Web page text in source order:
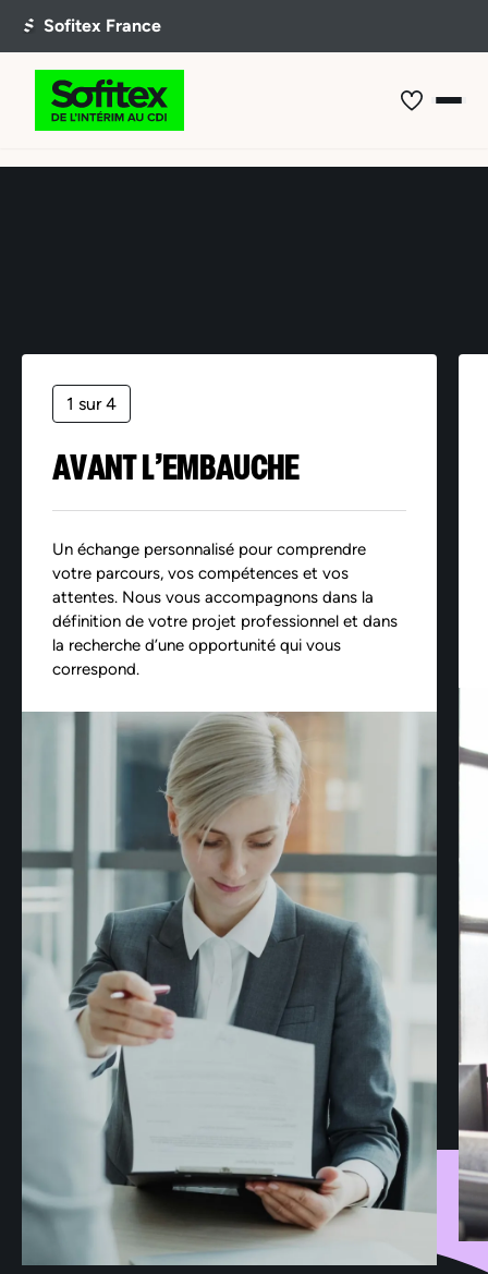
1 sur 4
AVANT L’EMBAUCHE
Un échange personnalisé pour comprendre
votre parcours, vos compétences et vos
attentes. Nous vous accompagnons dans la
définition de votre projet professionnel et dans
la recherche d’une opportunité qui vous
correspond.